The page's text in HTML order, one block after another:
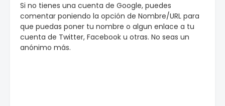
Si no tienes una cuenta de Google, puedes
comentar poniendo la opción de Nombre/URL para
que puedas poner tu nombre o algun enlace a tu
cuenta de Twitter, Facebook u otras. No seas un
anónimo más.